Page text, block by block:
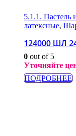
5.1.1. Пастель
латексные,
124000 ШЛ
0 out of 5
Уточняйте
ПОДРОБНЕЕ